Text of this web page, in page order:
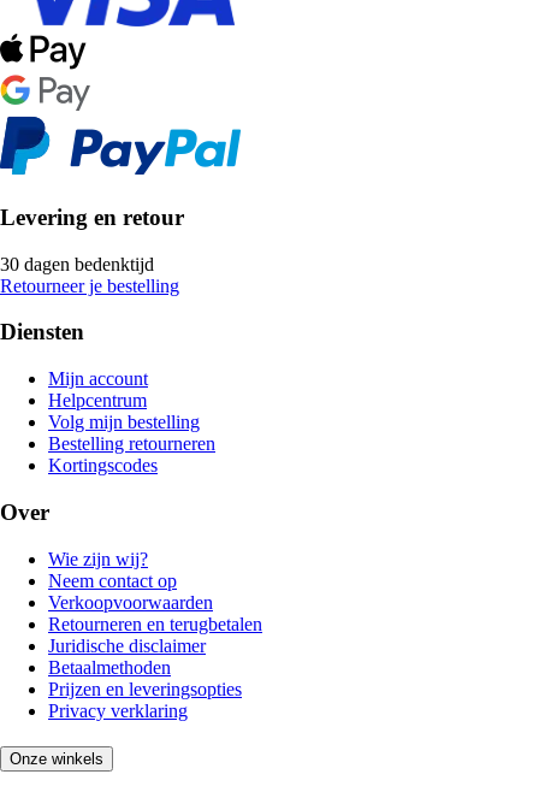
Levering en retour
30 dagen bedenktijd
Retourneer je bestelling
Diensten
Mijn account
Helpcentrum
Volg mijn bestelling
Bestelling retourneren
Kortingscodes
Over
Wie zijn wij?
Neem contact op
Verkoopvoorwaarden
Retourneren en terugbetalen
Juridische disclaimer
Betaalmethoden
Prijzen en leveringsopties
Privacy verklaring
Onze winkels